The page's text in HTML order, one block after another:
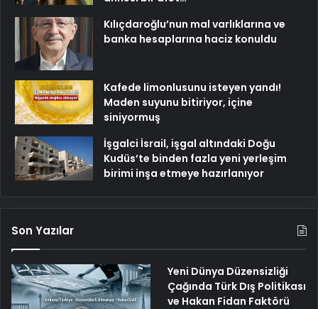
Kılıçdaroğlu’nun mal varlıklarına ve
banka hesaplarına haciz konuldu
Kafede limonlusunu isteyen yandı!
Maden suyunu bitiriyor, içine
siniyormuş
İşgalci İsrail, işgal altındaki Doğu
Kudüs’te binden fazla yeni yerleşim
birimi inşa etmeye hazırlanıyor
Son Yazılar
Yeni Dünya Düzensizliği
Çağında Türk Dış Politikası
ve Hakan Fidan Faktörü